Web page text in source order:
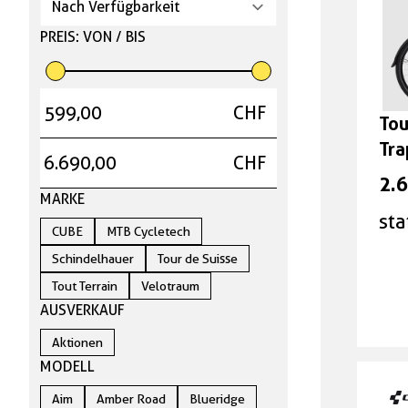
Geisseln
gut & günstig
Top Artikel
Neuheiten
Unsere Marken
deine Vorteile
PREIS: VON / BIS
CHF
CHF
MARKE
CUBE
MTB Cycletech
Schindelhauer
Tour de Suisse
Tout Terrain
Velotraum
AUSVERKAUF
Aktionen
MODELL
Aim Amber Road
Blueridge